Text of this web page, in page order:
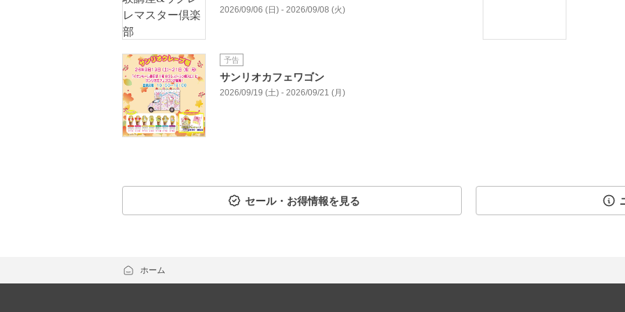
2026/09/06 (日) - 2026/09/08 (火)
予告
サンリオカフェワゴン
2026/09/19 (土) - 2026/09/21 (月)
セール・お得情報を見る
ホーム